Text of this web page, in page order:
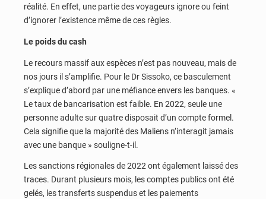
réalité. En effet, une partie des voyageurs ignore ou feint
d’ignorer l’existence même de ces règles.
Le poids du cash
Le recours massif aux espèces n’est pas nouveau, mais de
nos jours il s’amplifie. Pour le Dr Sissoko, ce basculement
s’explique d’abord par une méfiance envers les banques. «
Le taux de bancarisation est faible. En 2022, seule une
personne adulte sur quatre disposait d’un compte formel.
Cela signifie que la majorité des Maliens n’interagit jamais
avec une banque » souligne-t-il.
Les sanctions régionales de 2022 ont également laissé des
traces. Durant plusieurs mois, les comptes publics ont été
gelés, les transferts suspendus et les paiements